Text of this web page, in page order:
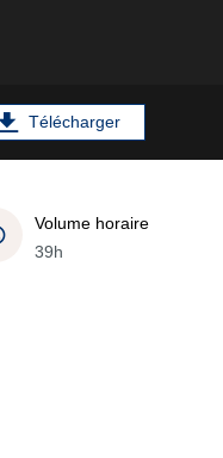
Télécharger
Volume horaire
39h